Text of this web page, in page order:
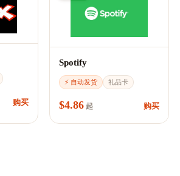
购买
Spotify
⚡ 自动发货 礼品卡
$4.86 起 购买